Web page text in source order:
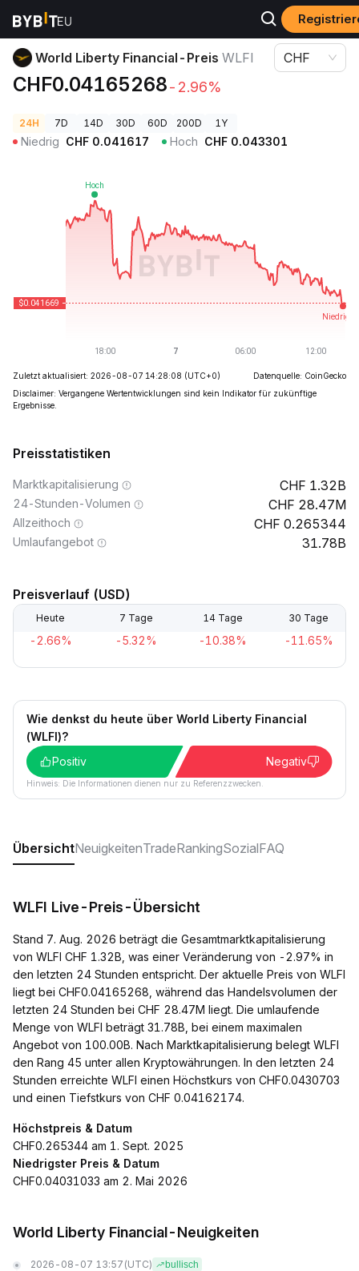
Krypto-Preise
World Liberty Financial-Preis WLFI
CHF0.04165268-2.96%
CHF
24H 7D 14D 30D 60D 200D 1Y
Niedrig CHF 0.041617 Hoch CHF 0.043301
Zuletzt aktualisiert: 2026-08-07 14:28:08 (UTC+0)
Datenquelle: CoinGecko
Disclaimer: Vergangene Wertentwicklungen sind kein Indikator für zukünftige
Ergebnisse.
Preisstatistiken
Marktkapitalisierung 1.32B
24-Stunden-Volumen 28.47M
Allzeithoch 0.265344
Umlaufangebot 31.78B
Preisverlauf (USD)
Heute 7 Tage 14 Tage 30 Tage
-2.66% -5.32% -10.38% -11.65%
Wie denkst du heute über World Liberty Financial
(WLFI)?
Positiv
Negativ
Hinweis: Die Informationen dienen nur zu Referenzzwecken.
ÜbersichtNeuigkeitenTradeRankingSozialFAQ
WLFI Live-Preis-Übersicht
Stand 7. Aug. 2026 beträgt die Gesamtmarktkapitalisierung
von WLFI CHF 1.32B, was einer Veränderung von -2.97% in
den letzten 24 Stunden entspricht. Der aktuelle Preis von WLFI
liegt bei CHF0.04165268, während das Handelsvolumen der
letzten 24 Stunden bei CHF 28.47M liegt. Die umlaufende
Menge von WLFI beträgt 31.78B, bei einem maximalen
Angebot von 100.00B. Nach Marktkapitalisierung belegt WLFI
den Rang 45 unter allen Kryptowährungen. In den letzten 24
Stunden erreichte WLFI einen Höchstkurs von CHF0.0430703
und einen Tiefstkurs von CHF 0.04162174.
Höchstpreis & Datum
CHF0.265344 am 1. Sept. 2025
Niedrigster Preis & Datum
CHF0.04031033 am 2. Mai 2026
World Liberty Financial-Neuigkeiten
2026-08-07 13:57 (UTC) bullisch